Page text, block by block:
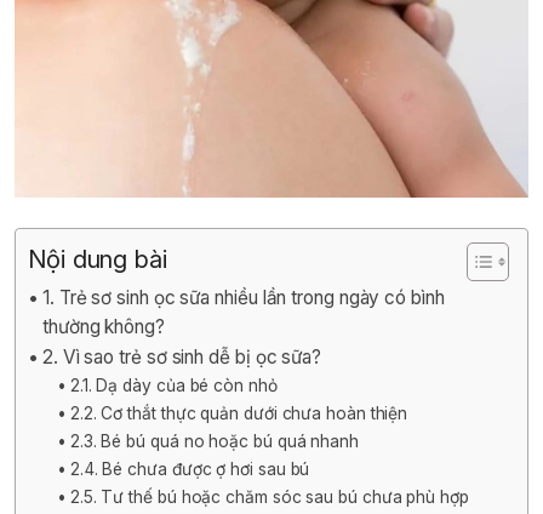
Nội dung bài
1. Trẻ sơ sinh ọc sữa nhiều lần trong ngày có bình
thường không?
2. Vì sao trẻ sơ sinh dễ bị ọc sữa?
2.1. Dạ dày của bé còn nhỏ
2.2. Cơ thắt thực quản dưới chưa hoàn thiện
2.3. Bé bú quá no hoặc bú quá nhanh
2.4. Bé chưa được ợ hơi sau bú
2.5. Tư thế bú hoặc chăm sóc sau bú chưa phù hợp